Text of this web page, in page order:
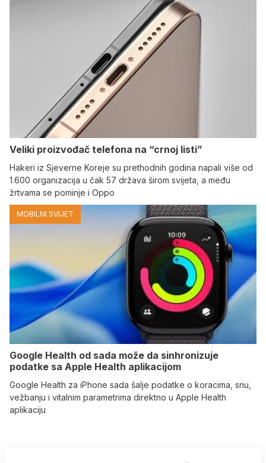
Veliki proizvođač telefona na “crnoj listi”
Hakeri iz Sjeverne Koreje su prethodnih godina napali više od
1.600 organizacija u čak 57 država širom svijeta, a među
žrtvama se pominje i Oppo
MOBILNI SVIJET
Google Health od sada može da sinhronizuje
podatke sa Apple Health aplikacijom
Google Health za iPhone sada šalje podatke o koracima, snu,
vežbanju i vitalnim parametrima direktno u Apple Health
aplikaciju